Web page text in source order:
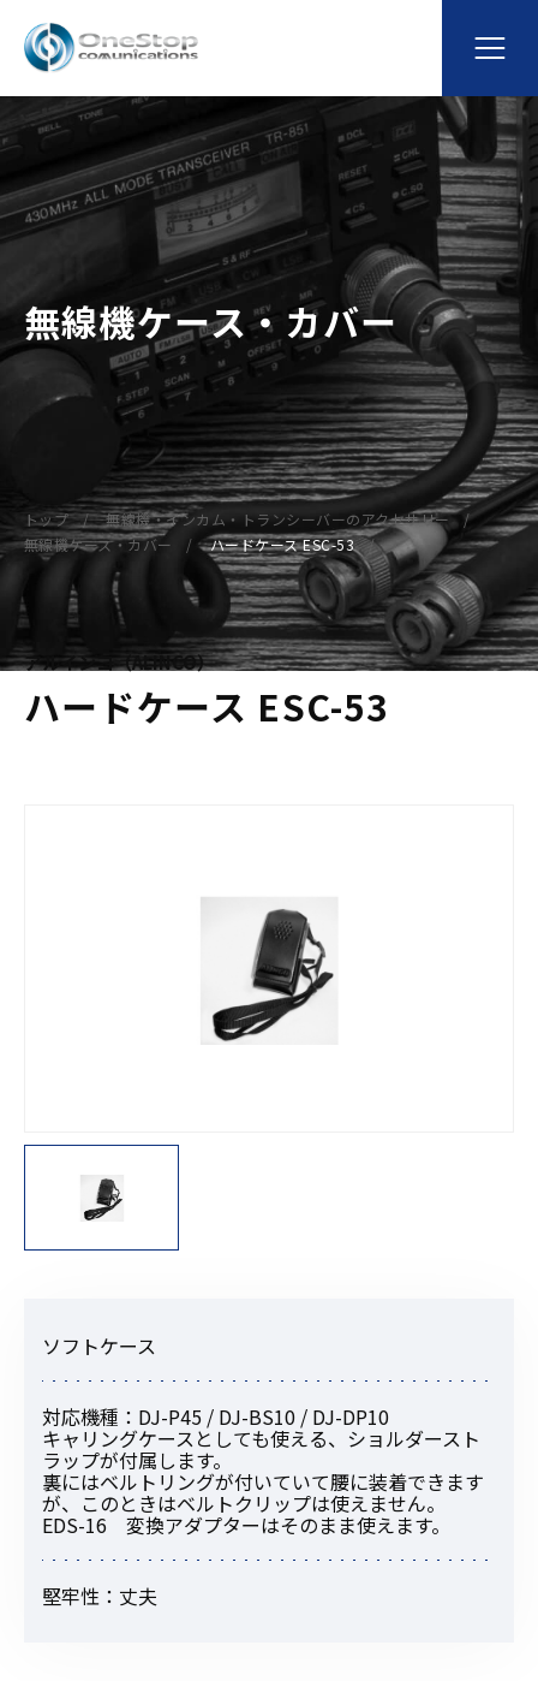
無線機ケース・カバー
トップ
無線機・インカム・トランシーバーのアクセサリー
無線機ケース・カバー
ハードケース ESC-53
アルインコ（ALINCO）
ハードケース ESC-53
ソフトケース
対応機種：DJ-P45 / DJ-BS10 / DJ-DP10
キャリングケースとしても使える、ショルダースト
ラップが付属します。
裏にはベルトリングが付いていて腰に装着できます
が、このときはベルトクリップは使えません。
EDS-16 変換アダプターはそのまま使えます。
堅牢性：丈夫